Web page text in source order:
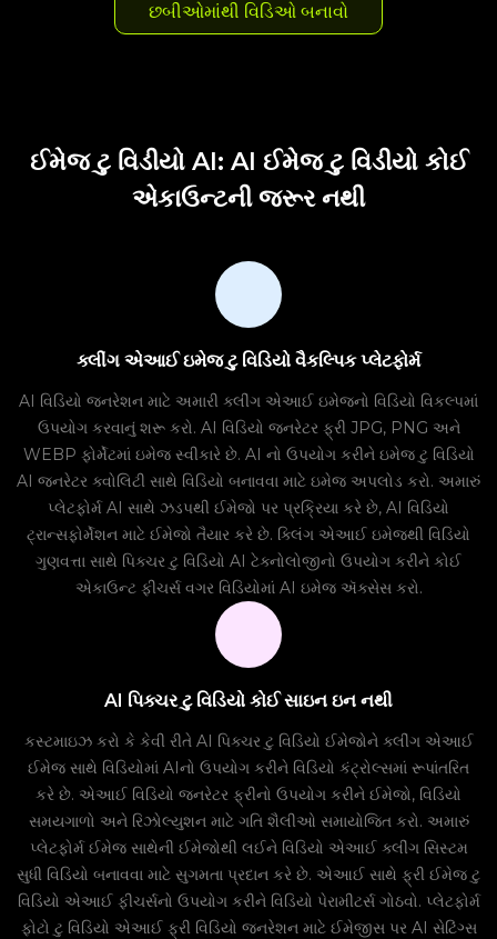
છબીઓમાંથી વિડિઓ બનાવો
ઈમેજ ટુ વિડીયો AI: AI ઈમેજ ટુ વિડીયો કોઈ
એકાઉન્ટની જરૂર નથી
ક્લીંગ એઆઈ ઇમેજ ટુ વિડિયો વૈકલ્પિક પ્લેટફોર્મ
AI વિડિયો જનરેશન માટે અમારી ક્લીંગ એઆઈ ઇમેજનો વિડિયો વિકલ્પમાં
ઉપયોગ કરવાનું શરૂ કરો. AI વિડિયો જનરેટર ફ્રી JPG, PNG અને
WEBP ફોર્મેટમાં ઇમેજ સ્વીકારે છે. AI નો ઉપયોગ કરીને ઇમેજ ટુ વિડિયો
AI જનરેટર ક્વોલિટી સાથે વિડિયો બનાવવા માટે ઇમેજ અપલોડ કરો. અમારું
પ્લેટફોર્મ AI સાથે ઝડપથી ઈમેજો પર પ્રક્રિયા કરે છે, AI વિડિયો
ટ્રાન્સફોર્મેશન માટે ઈમેજો તૈયાર કરે છે. ક્લિંગ એઆઈ ઇમેજથી વિડિયો
ગુણવત્તા સાથે પિક્ચર ટુ વિડિયો AI ટેક્નોલોજીનો ઉપયોગ કરીને કોઈ
એકાઉન્ટ ફીચર્સ વગર વિડિયોમાં AI ઇમેજ ઍક્સેસ કરો.
AI પિક્ચર ટુ વિડિયો કોઈ સાઇન ઇન નથી
કસ્ટમાઇઝ કરો કે કેવી રીતે AI પિક્ચર ટુ વિડિયો ઈમેજોને ક્લીંગ એઆઈ
ઈમેજ સાથે વિડિયોમાં AIનો ઉપયોગ કરીને વિડિયો કંટ્રોલ્સમાં રૂપાંતરિત
કરે છે. એઆઈ વિડિયો જનરેટર ફ્રીનો ઉપયોગ કરીને ઈમેજો, વિડિયો
સમયગાળો અને રિઝોલ્યુશન માટે ગતિ શૈલીઓ સમાયોજિત કરો. અમારું
પ્લેટફોર્મ ઈમેજ સાથેની ઈમેજોથી લઈને વિડિયો એઆઈ ક્લીંગ સિસ્ટમ
સુધી વિડિયો બનાવવા માટે સુગમતા પ્રદાન કરે છે. એઆઈ સાથે ફ્રી ઈમેજ ટુ
વિડિયો એઆઈ ફીચર્સનો ઉપયોગ કરીને વિડિયો પેરામીટર્સ ગોઠવો. પ્લેટફોર્મ
ફોટો ટુ વિડિયો એઆઈ ફ્રી વિડિયો જનરેશન માટે ઈમેજીસ પર AI સેટિંગ્સ